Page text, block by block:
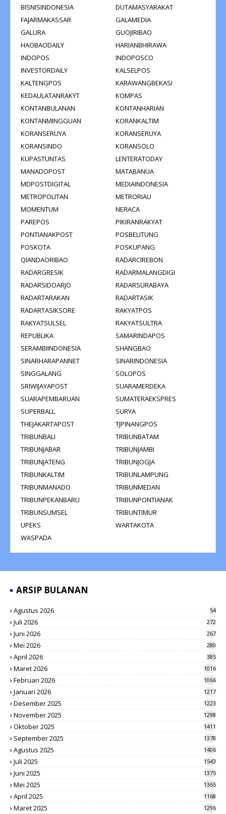
BISNISINDONESIA
DUTAMASYARAKAT
FAJARMAKASSAR
GALAMEDIA
GALURA
GUOJIRIBAO
HAOBAODAILY
HARIANBHIRAWA
INDOPOS
INDOPOSCO
INVESTORDAILY
KALSELPOS
KALTENGPOS
KARAWANGBEKASI
KEDAULATANRAKYT
KOMPAS
KONTANBULANAN
KONTANHARIAN
KONTANMINGGUAN
KORANKALTIM
KORANSERUYA
KORANSERUYA
KORANSINDO
KORANSOLO
KUPASTUNTAS
LENTERATODAY
MANADOPOST
MATABANUA
MDPOSTDIGITAL
MEDIAINDONESIA
METROPOLITAN
METRORIAU
MOMENTUM
NERACA
PAREPOS
PIKIRANRAKYAT
PONTIANAKPOST
POSBELITUNG
POSKOTA
POSKUPANG
QIANDAORIBAO
RADARCIREBON
RADARGRESIK
RADARMALANGDIGI
RADARSIDOARJO
RADARSURABAYA
RADARTARAKAN
RADARTASIK
RADARTASIKSORE
RAKYATPOS
RAKYATSULSEL
RAKYATSULTRA
REPUBLIKA
SAMARINDAPOS
SERAMBIINDONESIA
SHANGBAO
SINARHARAPANNET
SINARINDONESIA
SINGGALANG
SOLOPOS
SRIWIJAYAPOST
SUARAMERDEKA
SUARAPEMBARUAN
SUMATERAEKSPRES
SUPERBALL
SURYA
THEJAKARTAPOST
TJPINANGPOS
TRIBUNBALI
TRIBUNBATAM
TRIBUNJABAR
TRIBUNJAMBI
TRIBUNJATENG
TRIBUNJOGJA
TRIBUNKALTIM
TRIBUNLAMPUNG
TRIBUNMANADO
TRIBUNMEDAN
TRIBUNPEKANBARU
TRIBUNPONTIANAK
TRIBUNSUMSEL
TRIBUNTIMUR
UPEKS
WARTAKOTA
WASPADA
ARSIP BULANAN
Agustus 2026 54
Juli 2026 272
Juni 2026 267
Mei 2026 280
April 2026 385
Maret 2026 1016
Februari 2026 1066
Januari 2026 1217
Desember 2025 1223
November 2025 1298
Oktober 2025 1411
September 2025 1378
Agustus 2025 1406
Juli 2025 1543
Juni 2025 1375
Mei 2025 1365
April 2025 1168
Maret 2025 1296